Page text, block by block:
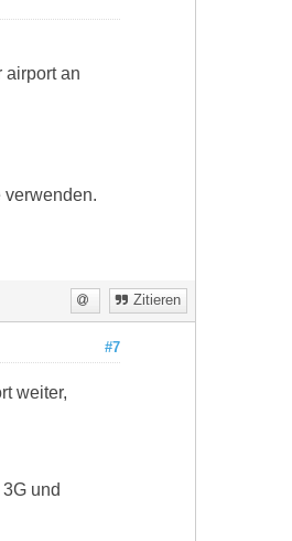
airport an
verwenden.
Zitieren
#7
weiter,
und